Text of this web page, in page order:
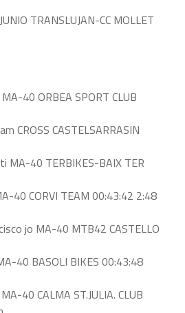
TRANSLUJAN-CC MOLLET
40 ORBEA SPORT CLUB
CROSS CASTELSARRASIN
MA-40 TERBIKES-BAIX TER
40 CORVI TEAM 00:43:42 2:48
jo MA-40 MTB42 CASTELLO
40 BASOLI BIKES 00:43:48
40 CALMA ST.JULIA. CLUB